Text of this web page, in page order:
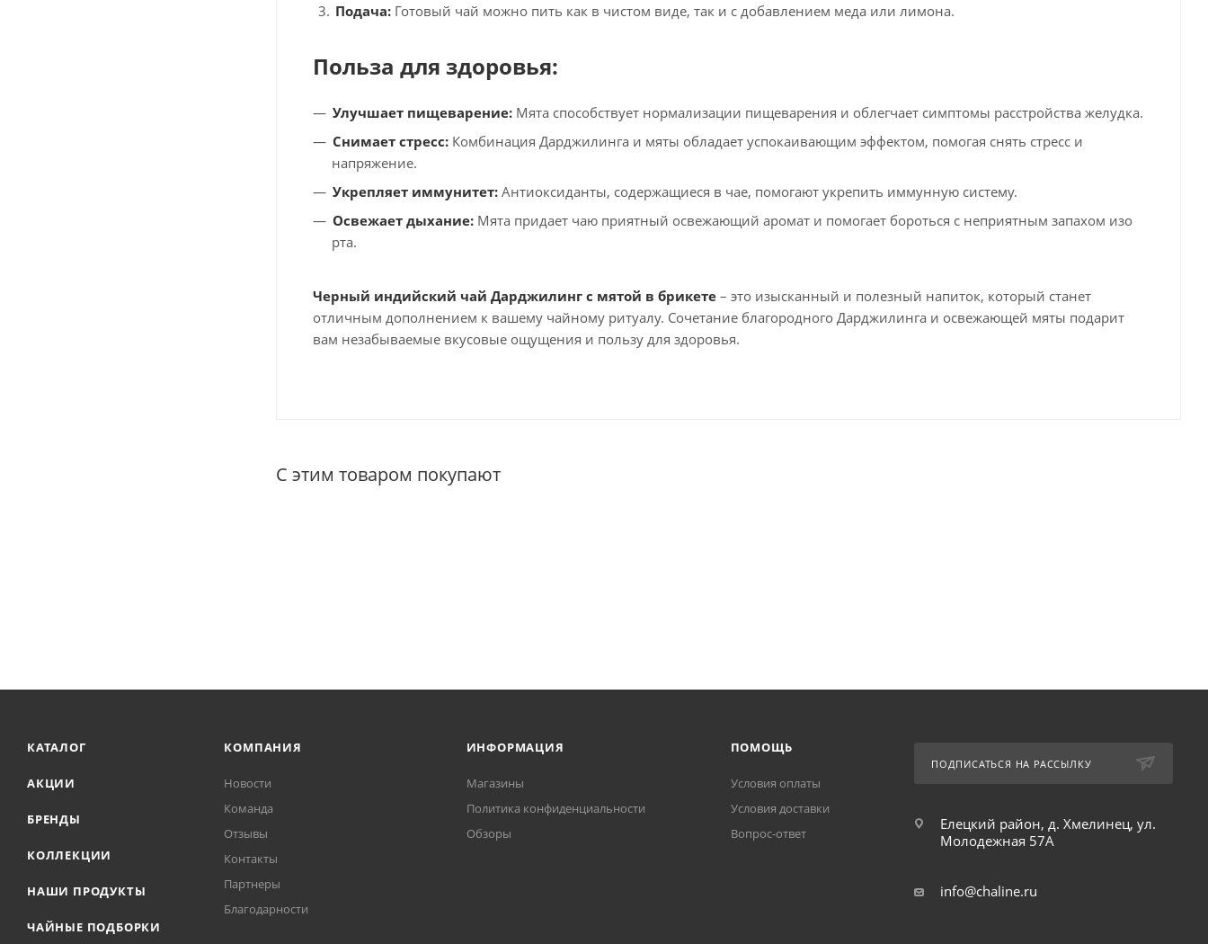
Подача: Готовый чай можно пить как в чистом виде, так и с добавлением меда или лимона.
Польза для здоровья:
Улучшает пищеварение: Мята способствует нормализации пищеварения и облегчает симптомы расстройства желудка.
Снимает стресс: Комбинация Дарджилинга и мяты обладает успокаивающим эффектом, помогая снять стресс и
напряжение.
Укрепляет иммунитет: Антиоксиданты, содержащиеся в чае, помогают укрепить иммунную систему.
Освежает дыхание: Мята придает чаю приятный освежающий аромат и помогает бороться с неприятным запахом изо
рта.
Черный индийский чай Дарджилинг с мятой в брикете – это изысканный и полезный напиток, который станет
отличным дополнением к вашему чайному ритуалу. Сочетание благородного Дарджилинга и освежающей мяты подарит
вам незабываемые вкусовые ощущения и пользу для здоровья.
С этим товаром покупают
КАТАЛОГ
АКЦИИ
БРЕНДЫ
КОЛЛЕКЦИИ
НАШИ ПРОДУКТЫ
ЧАЙНЫЕ ПОДБОРКИ
КОМПАНИЯ
Новости
Команда
Отзывы
Контакты
Партнеры
Благодарности
ИНФОРМАЦИЯ
Магазины
Политика конфиденциальности
Обзоры
ПОМОЩЬ
Условия оплаты
Условия доставки
Вопрос-ответ
ПОДПИСАТЬСЯ НА РАССЫЛКУ
Елецкий район, д. Хмелинец, ул.
Молодежная 57А
info@chaline.ru